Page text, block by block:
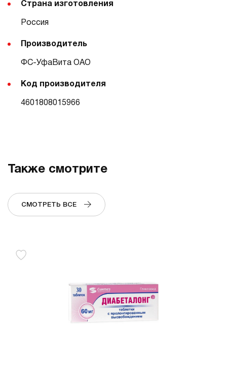
Страна изготовления
Россия
Производитель
ФС-УфаВита ОАО
Код производителя
4601808015966
Также смотрите
СМОТРЕТЬ ВСЕ